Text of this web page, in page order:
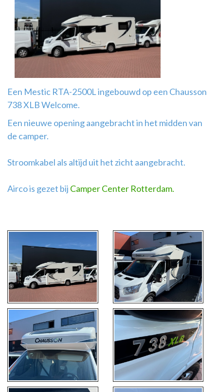
montage
Een Mestic RTA-2500L ingebouwd op een Chausson
738 XLB Welcome.
Een nieuwe opening aangebracht in het midden van
de camper.
Stroomkabel als altijd uit het zicht aangebracht.
Airco is gezet bij Camper Center Rotterdam.